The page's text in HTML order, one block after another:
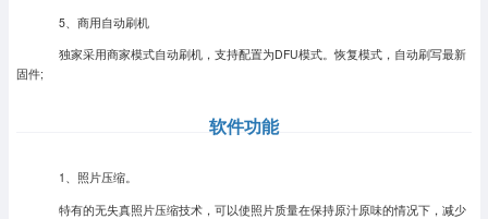
5、商用自动刷机
独家采用商家模式自动刷机，支持配置为DFU模式。恢复模式，自动刷写最新
固件;
软件功能
1、照片压缩。
特有的无失真照片压缩技术，可以使照片质量在保持原汁原味的情况下，减少